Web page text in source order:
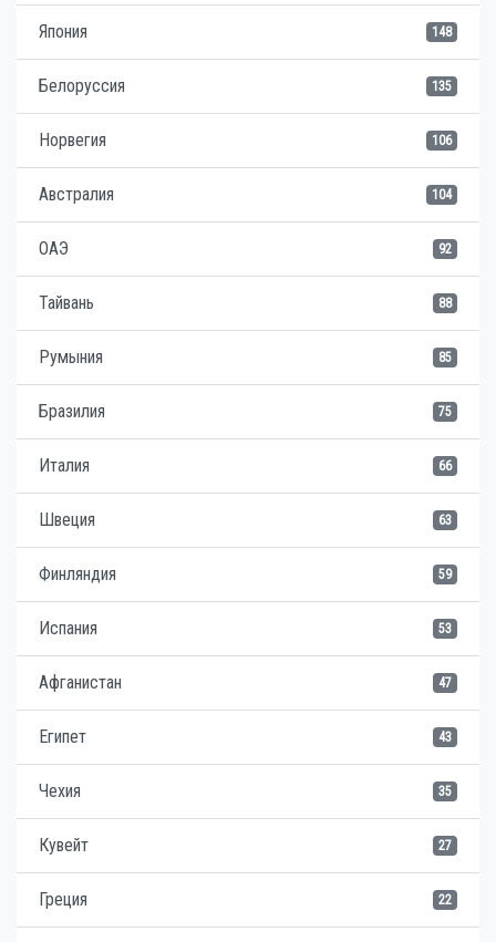
Япония 148
Белоруссия 135
Норвегия 106
Австралия 104
ОАЭ 92
Тайвань 88
Румыния 85
Бразилия 75
Италия 66
Швеция 63
Финляндия 59
Испания 53
Афганистан 47
Египет 43
Чехия 35
Кувейт 27
Греция 22